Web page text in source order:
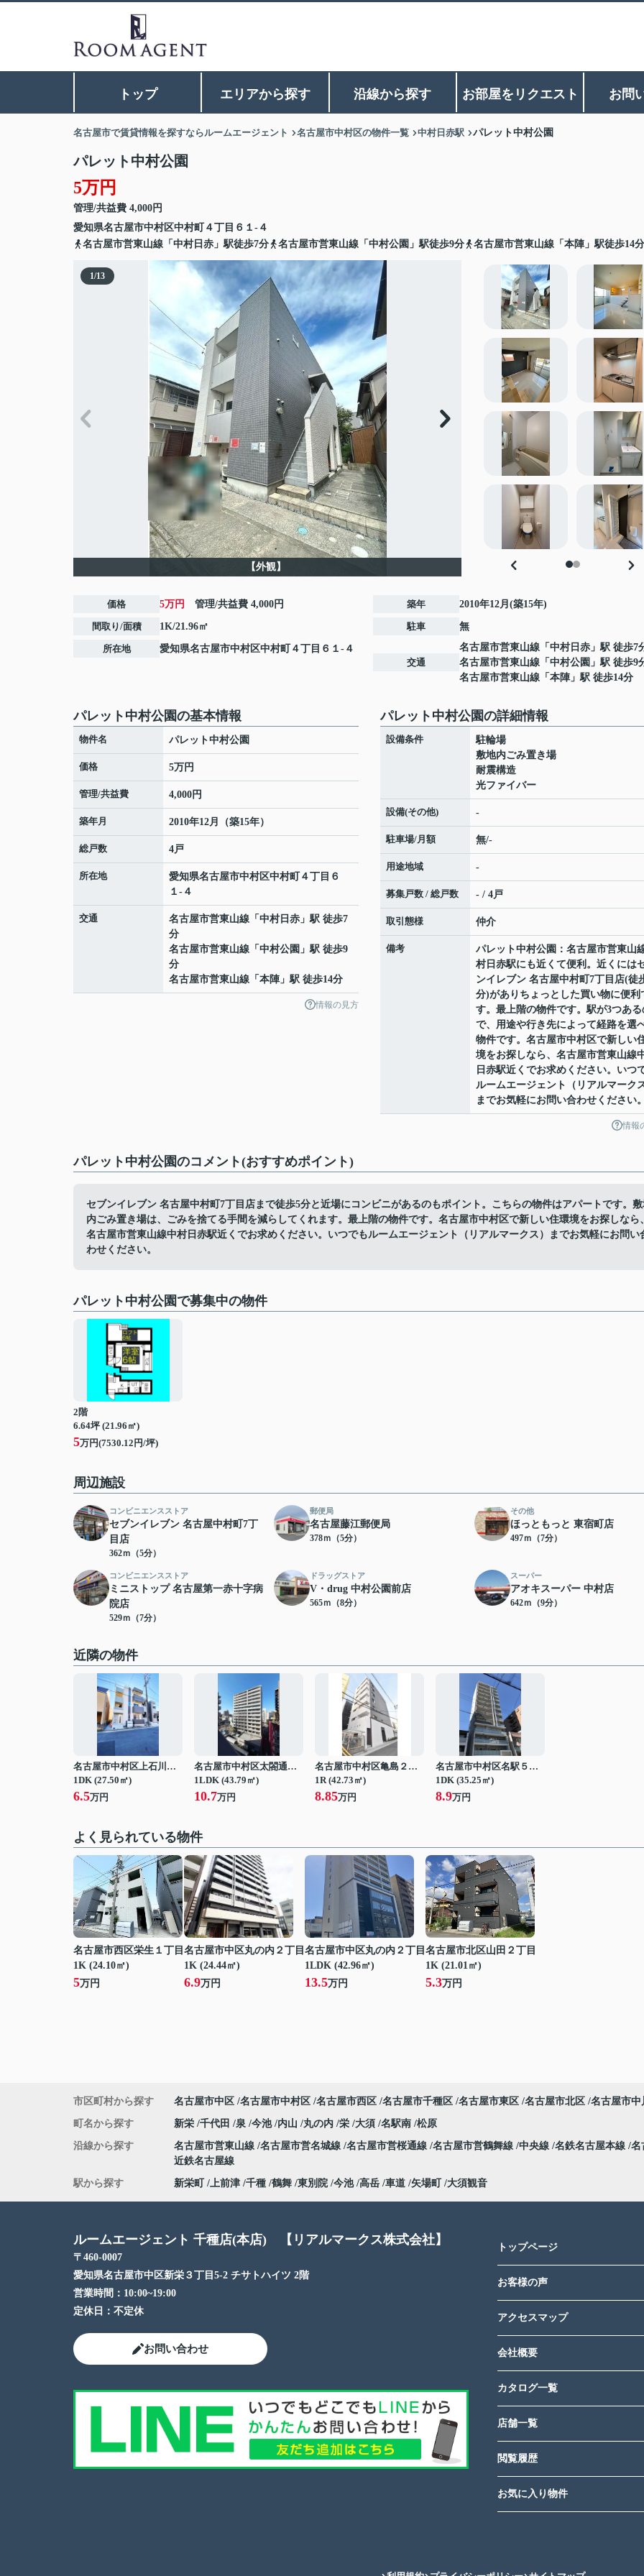
トップ エリアから探す 沿線から探す お部屋をリクエスト お問
名古屋市で賃貸情報を探すならルームエージェント 名古屋市中村区の物件一覧 中村日赤駅 パレット中村公園
パレット中村公園
5万円
管理/共益費 4,000円
愛知県名古屋市中村区中村町
４丁目６１-４
名古屋市営東山線「中村日赤」駅徒歩7分
名古屋市営東山線「中村公園」駅徒歩9分 名古屋市営東山線「本陣」駅徒歩14分
1/13
【外観】
価格 5万円 管理/共益費 4,000円
間取り/面積 1K/21.96㎡
所在地 愛知県名古屋市中村区中村町 ４丁目６１-４
築年 2010年12月(築15年)
駐車 無
交通
名古屋市営東山線 「 中村日赤 」駅 徒歩7
名古屋市営東山線 「 中村公園 」駅 徒歩9
名古屋市営東山線 「 本陣」駅 徒歩14分
パレット中村公園の基本情報
物件名 パレット中村公園
価格 5万円
管理/共益費 4,000円
築年月 2010年12月（築15年）
総戸数 4戸
所在地 愛知県名古屋市中村区中村町
４丁目６
１-４
交通 名古屋市営東山線 「 中村日赤 」駅 徒歩7
分
名古屋市営東山線 「 中村公園 」駅 徒歩9
分
名古屋市営東山線 「 本陣」駅 徒歩14分
情報の見方
パレット中村公園の詳細情報
設備条件
駐輪場
敷地内ごみ置き場
耐震構造
光ファイバー
設備(その他) -
駐車場/月額 無/-
用途地域 -
募集戸数 / 総戸数 - / 4戸
取引態様 仲介
備考
パレット中村公園：名古屋市営東山
村日赤駅にも近くて便利。近くには
ンイレブン 名古屋中村町7丁目店(徒
分)がありちょっとした買い物に便利
す。最上階の物件です。駅が3つある
で、用途や行き先によって経路を選
物件です。名古屋市中村区で新しい
境をお探しなら、名古屋市営東山線
日赤駅近くでお求めください。いつ
ルームエージェント（リアルマークス
までお気軽にお問い合わせください。
情報
パレット中村公園のコメント(おすすめポイント)
セブンイレブン 名古屋中村町7丁目店まで徒歩5分と近場にコンビニがあるのもポイント。こちらの物件はアパートです。
内ごみ置き場は、ごみを捨てる手間を減らしてくれます。最上階の物件です。名古屋市中村区で新しい住環境をお探しなら、
名古屋市営東山線中村日赤駅近くでお求めください。いつでもルームエージェント（リアルマークス）までお気軽にお問い
わせください。
パレット中村公園で募集中の物件
2階
6.64坪 (21.96㎡)
5万円(7530.12円/坪)
周辺施設
コンビニエンスストア
セブンイレブン 名古屋中村町7丁
目店
362ｍ（5分）
郵便局
名古屋藤江郵便局
378ｍ（5分）
その他
ほっともっと 東宿町店
497ｍ（7分）
コンビニエンスストア
ミニストップ 名古屋第一赤十字病
院店
529ｍ（7分）
ドラッグストア
V・drug 中村公園前店
565ｍ（8分）
スーパー
アオキスーパー 中村店
642ｍ（9分）
近隣の物件
名古屋市中村区上石川町４丁目
1DK (27.50㎡)
6.5万円
名古屋市中村区太閤通３丁目
1LDK (43.79㎡)
10.7万円
名古屋市中村区亀島２丁目
1R (42.73㎡)
8.85万円
名古屋市中村区名駅５丁目
1DK (35.25㎡)
8.9万円
よく見られている物件
名古屋市西区栄生１丁目
1K (24.10㎡)
5万円
名古屋市中区丸の内２丁目
1K (24.44㎡)
6.9万円
名古屋市中区丸の内２丁目
1LDK (42.96㎡)
13.5万円
名古屋市北区山田２丁目
1K (21.01㎡)
5.3万円
市区町村から探す 名古屋市中区 名古屋市中村区 名古屋市西区 名古屋市千種区 名古屋市東区 名古屋市北区 名古屋市中
町名から探す 新栄 千代田 泉 今池 内山 丸の内 栄 大須 名駅南 松原
沿線から探す 名古屋市営東山線 名古屋市営名城線 名古屋市営桜通線 名古屋市営鶴舞線 中央線 名鉄名古屋本線 名
近鉄名古屋線
駅から探す 新栄町 上前津 千種 鶴舞 東別院 今池 高岳 車道 矢場町 大須観音
ルームエージェント 千種店(本店) 【リアルマークス株式会社】
〒460-0007
愛知県名古屋市中区新栄３丁目5-2 チサトハイツ 2階
営業時間： 10:00~19:00
定休日： 不定休
お問い合わせ
トップページ
お客様の声
アクセスマップ
会社概要
カタログ一覧
店舗一覧
閲覧履歴
お気に入り物件